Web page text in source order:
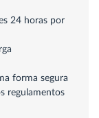
24 horas por
forma segura
regulamentos